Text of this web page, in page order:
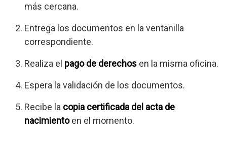
más cercana.
Entrega los documentos en la ventanilla
correspondiente.
Realiza el pago de derechos en la misma oficina.
Espera la validación de los documentos.
Recibe la copia certificada del acta de
nacimientoen el momento.